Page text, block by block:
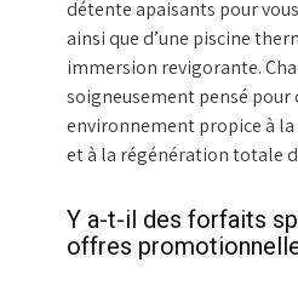
détente apaisants pour
ainsi que d’une piscine
immersion revigorante.
soigneusement pensé pour
environnement propice à
et à la régénération totale
Y a-t-il des forfaits
offres